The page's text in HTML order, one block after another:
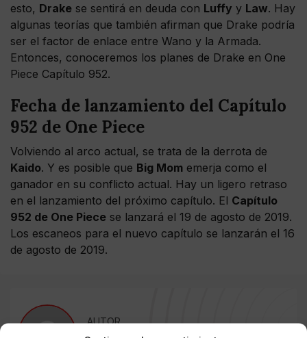
esto, Drake se sentirá en deuda con Luffy y Law. Hay
algunas teorías que también afirman que Drake podría
ser el factor de enlace entre Wano y la Armada.
Entonces, conoceremos los planes de Drake en One
Piece Capítulo 952.
Fecha de lanzamiento del Capítulo
952 de One Piece
Volviendo al arco actual, se trata de la derrota de
Kaido. Y es posible que Big Mom emerja como el
ganador en su conflicto actual. Hay un ligero retraso
en el lanzamiento del próximo capítulo. El Capítulo
952 de One Piece se lanzará el 19 de agosto de 2019.
Los escaneos para el nuevo capítulo se lanzarán el 16
de agosto de 2019.
AUTOR